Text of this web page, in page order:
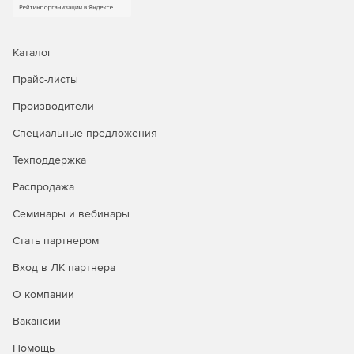
уведомления о состоянии пароля по электронной
свой пароль при входе в систему или
разблокировавших свои учетные записи.
Самостоятельная разблокировка учетной записи
разблокировки учетных записей через web-браузер.
Corporate Directory Search. Удобный и эффективный
(электронной почте, фамилии и т. д.) позволяет
сотрудника: его фото, служебный и мобильный
телефон, адрес электронной почты и т. д.
Снижение нагрузки на сервисную службу.
разблокировка учетных записей позволяет снизить
нагрузку на административную службу и сократить
Каталог
Прайс-листы
Производители
Специальные предложения
Техподдержка
Распродажа
Семинары и вебинары
Стать партнером
Вход в ЛК партнера
О компании
Вакансии
Помощь